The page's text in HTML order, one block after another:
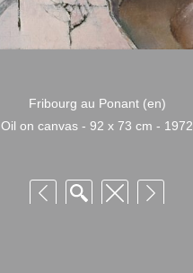
Fribourg au Ponant (en)
Oil on canvas - 92 x 73 cm - 1972